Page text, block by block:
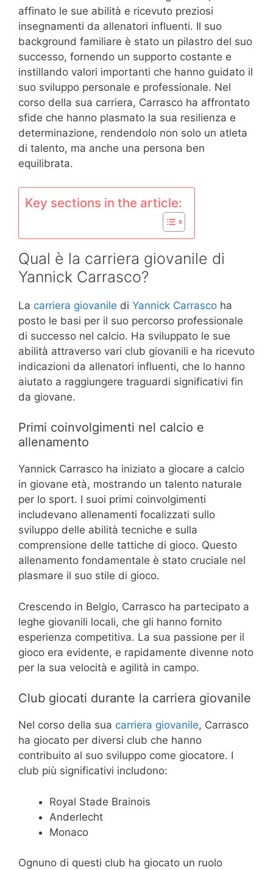
affinato le sue abilità e ricevuto preziosi
insegnamenti da allenatori influenti. Il suo
background familiare è stato un pilastro del suo
successo, fornendo un supporto costante e
instillando valori importanti che hanno guidato il
suo sviluppo personale e professionale. Nel
corso della sua carriera, Carrasco ha affrontato
sfide che hanno plasmato la sua resilienza e
determinazione, rendendolo non solo un atleta
di talento, ma anche una persona ben
equilibrata.
Key sections in the article:
Qual è la carriera giovanile di
Yannick Carrasco?
La carriera giovanile di Yannick Carrasco ha
posto le basi per il suo percorso professionale
di successo nel calcio. Ha sviluppato le sue
abilità attraverso vari club giovanili e ha ricevuto
indicazioni da allenatori influenti, che lo hanno
aiutato a raggiungere traguardi significativi fin
da giovane.
Primi coinvolgimenti nel calcio e
allenamento
Yannick Carrasco ha iniziato a giocare a calcio
in giovane età, mostrando un talento naturale
per lo sport. I suoi primi coinvolgimenti
includevano allenamenti focalizzati sullo
sviluppo delle abilità tecniche e sulla
comprensione delle tattiche di gioco. Questo
allenamento fondamentale è stato cruciale nel
plasmare il suo stile di gioco.
Crescendo in Belgio, Carrasco ha partecipato a
leghe giovanili locali, che gli hanno fornito
esperienza competitiva. La sua passione per il
gioco era evidente, e rapidamente divenne noto
per la sua velocità e agilità in campo.
Club giocati durante la carriera giovanile
Nel corso della sua carriera giovanile, Carrasco
ha giocato per diversi club che hanno
contribuito al suo sviluppo come giocatore. I
club più significativi includono:
Royal Stade Brainois
Anderlecht
Monaco
Ognuno di questi club ha giocato un ruolo